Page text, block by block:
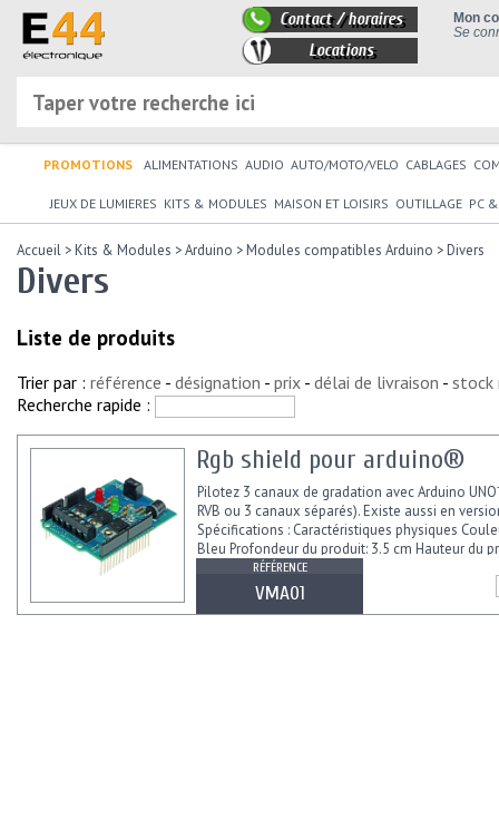
Mon
Se
Contact / horaires
Locations
PROMOTIONS ALIMENTATIONS AUDIO AUTO/MOTO/VELO CABLAGES
JEUX DE LUMIERES KITS & MODULES MAISON ET LOISIRS OUTILLAGE PC
Accueil >Kits & Modules >Arduino >Modules compatibles Arduino >Divers
Divers
Liste de produits
Trier par : référence - désignation - prix - délai de livraison - stock
Recherche rapide :
Rgb shield pour arduino®
Pilotez 3 canaux de gradation avec Arduino
RVB ou 3 canaux séparés). Existe aussi en
Spécifications : Caractéristiques physiques
Bleu Profondeur du produit: 3.5 cm Hauteur du
RÉFÉRENCE
VMA01